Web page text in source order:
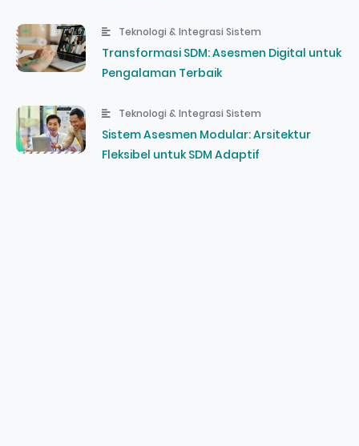
Teknologi & Integrasi Sistem
Transformasi SDM: Asesmen Digital untuk
Pengalaman Terbaik
Teknologi & Integrasi Sistem
Sistem Asesmen Modular: Arsitektur
Fleksibel untuk SDM Adaptif